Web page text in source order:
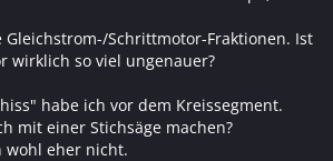
Schrittmotor-Fraktionen. Ist
wirklich so viel ungenauer?
habe ich vor dem Kreissegment.
mit einer Stichsäge machen?
wohl eher nicht.